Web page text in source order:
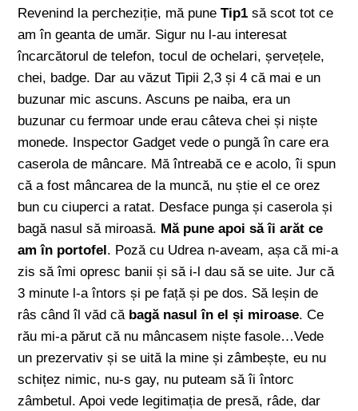
Revenind la percheziție, mă puneTip1 să scot tot ce
am în geanta de umăr. Sigur nu l-au interesat
încarcătorul de telefon, tocul de ochelari, șervețele,
chei, badge. Dar au văzut Tipii 2,3 și 4 că mai e un
buzunar mic ascuns. Ascuns pe naiba, era un
buzunar cu fermoar unde erau câteva chei și niște
monede. Inspector Gadget vede o pungă în care era
caserola de mâncare. Mă întreabă ce e acolo, îi spun
că a fost mâncarea de la muncă, nu știe el ce orez
bun cu ciuperci a ratat. Desface punga și caserola și
bagă nasul să miroasă. Mă pune apoi să îi arăt ce
am în portofel. Poză cu Udrea n-aveam, așa că mi-a
zis să îmi opresc banii și să i-l dau să se uite. Jur că
3 minute l-a întors și pe față și pe dos. Să leșin de
râs când îl văd că bagă nasul în el și miroase. Ce
rău mi-a părut că nu mâncasem niște fasole…Vede
un prezervativ și se uită la mine și zâmbește, eu nu
schițez nimic, nu-s gay, nu puteam să îi întorc
zâmbetul. Apoi vede legitimația de presă, râde, dar